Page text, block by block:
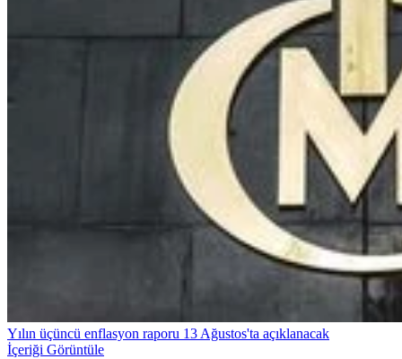
Yılın üçüncü enflasyon raporu 13 Ağustos'ta açıklanacak
İçeriği Görüntüle